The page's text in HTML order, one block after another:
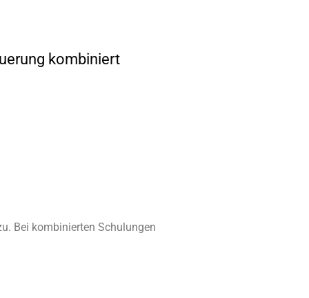
kombiniert
Bei kombinierten Schulungen